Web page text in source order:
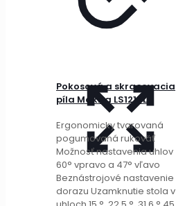
Pokosová a skracovacia
píla Makita LS1219L
Ergonomicky tvarovaná
pogumovaná rukoväť
Možnosť nastavenia uhlov
60° vpravo a 47° vľavo
Beznástrojové nastavenie
dorazu Uzamknutie stola v